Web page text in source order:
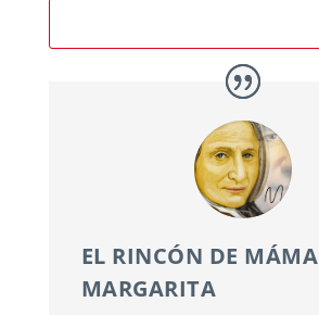
EL RINCÓN DE MÁMA
MARGARITA